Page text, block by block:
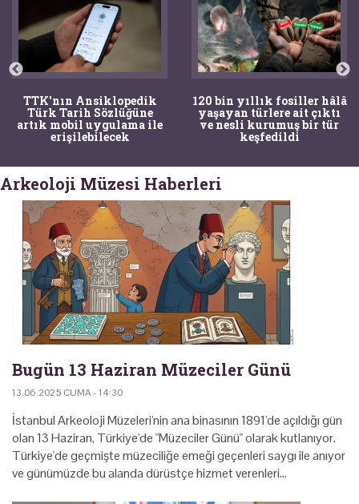
120 bin yıllık fosiller hâlâ
yaşayan türlere ait çıktı
ve nesli kurumuş bir tür
keşfedildi
Bir torba kemik adli
tıpçıları şaşkına çevirdi,
kemiklerin sırrını
arkeologlar çözdü
Arkeoloji Müzesi Haberleri
Bugün 13 Haziran Müzeciler Günü
13.06.2025 CUMA - 14:30
İstanbul Arkeoloji Müzeleri'nin ana binasının 1891'de açıldığı gün
olan 13 Haziran, Türkiye'de "Müzeciler Günü" olarak kutlanıyor.
Türkiye'de geçmişte müzeciliğe emeği geçenleri saygı ile anıyor
ve günümüzde bu alanda dürüstçe hizmet verenleri…